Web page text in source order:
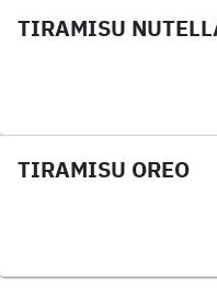
TIRAMISU
TIRAMISU OREO